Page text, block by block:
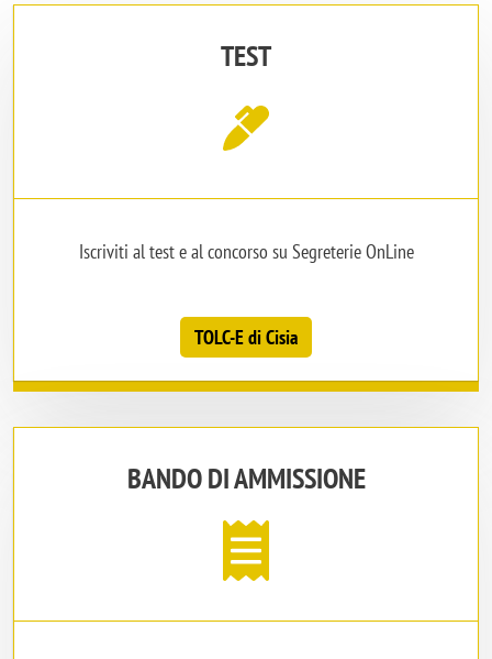
Iscriviti al test e al concorso su Segreterie OnLine
TOLC-E di Cisia
TEST
BANDO DI AMMISSIONE